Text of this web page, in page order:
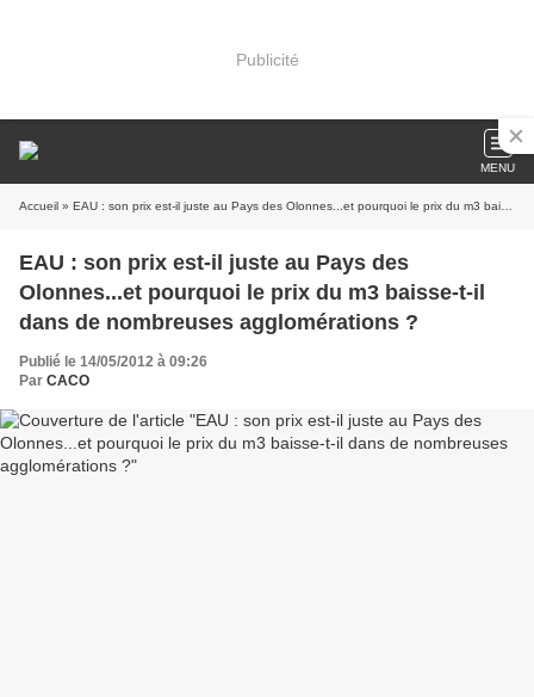
Publicité
MENU
Accueil » EAU : son prix est-il juste au Pays des Olonnes...et pourquoi le prix du m3 baisse-t-il dans de nombreuses agglomérations ?
EAU : son prix est-il juste au Pays des
Olonnes...et pourquoi le prix du m3 baisse-t-il
dans de nombreuses agglomérations ?
Publié le 14/05/2012 à 09:26
Par CACO